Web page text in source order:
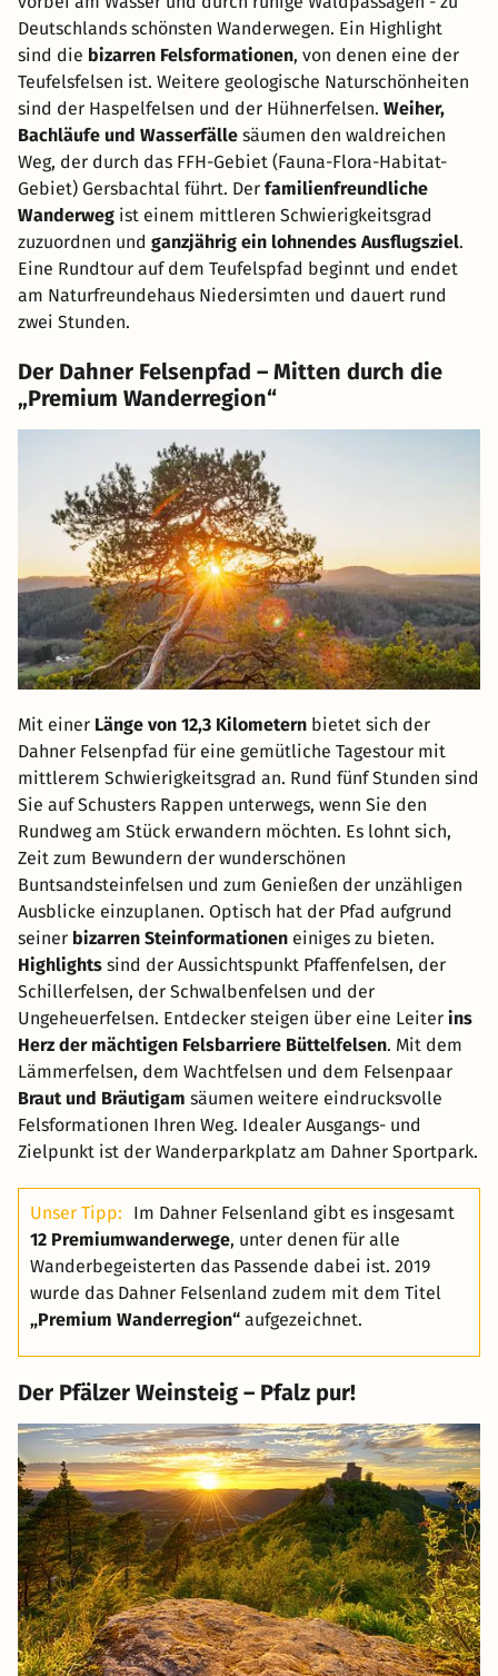
Deutschlands schönsten Wanderwegen. Ein Highlight
sind die bizarren Felsformationen, von denen eine der
Teufelsfelsen ist. Weitere geologische Naturschönheiten
sind der Haspelfelsen und der Hühnerfelsen. Weiher,
Bachläufe und Wasserfälle säumen den waldreichen
Weg, der durch das FFH-Gebiet (Fauna-Flora-Habitat-
Gebiet) Gersbachtal führt. Der familienfreundliche
Wanderweg ist einem mittleren Schwierigkeitsgrad
zuzuordnen und ganzjährig ein lohnendes Ausflugsziel.
Eine Rundtour auf dem Teufelspfad beginnt und endet
am Naturfreundehaus Niedersimten und dauert rund
zwei Stunden.
Der Dahner Felsenpfad – Mitten durch die
„Premium Wanderregion“
Mit einer Länge von 12,3 Kilometern bietet sich der
Dahner Felsenpfad für eine gemütliche Tagestour mit
mittlerem Schwierigkeitsgrad an. Rund fünf Stunden sind
Sie auf Schusters Rappen unterwegs, wenn Sie den
Rundweg am Stück erwandern möchten. Es lohnt sich,
Zeit zum Bewundern der wunderschönen
Buntsandsteinfelsen und zum Genießen der unzähligen
Ausblicke einzuplanen. Optisch hat der Pfad aufgrund
seiner bizarren Steinformationen einiges zu bieten.
Highlights sind der Aussichtspunkt Pfaffenfelsen, der
Schillerfelsen, der Schwalbenfelsen und der
Ungeheuerfelsen. Entdecker steigen über eine Leiter ins
Herz der mächtigen Felsbarriere Büttelfelsen. Mit dem
Lämmerfelsen, dem Wachtfelsen und dem Felsenpaar
Braut und Bräutigam säumen weitere eindrucksvolle
Felsformationen Ihren Weg. Idealer Ausgangs- und
Zielpunkt ist der Wanderparkplatz am Dahner Sportpark.
Unser Tipp:
Im Dahner Felsenland gibt es insgesamt
12 Premiumwanderwege, unter denen für alle
Wanderbegeisterten das Passende dabei ist. 2019
wurde das Dahner Felsenland zudem mit dem Titel
„Premium Wanderregion“ aufgezeichnet.
Der Pfälzer Weinsteig – Pfalz pur!